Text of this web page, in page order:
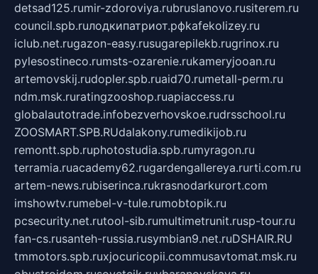
detsad125.rumir-zdoroviya.rubruslanovo.rusiterem.ru
council.spb.ruлодкипатриот.рфkafekolizey.ru
iclub.net.rugazon-easy.rusugarepilekb.rugrinox.ru
pylesostineco.rumsts-ozarenie.rukameryjooan.ru
artemovskij.rudopler.spb.ruaid70.rumetall-perm.ru
ndm.msk.ruratingzooshop.ruapiaccess.ru
globalautotrade.infobezverhovskoe.rudrsschool.ru
ZOOSMART.SPB.RUdalakony.rumedikijob.ru
remontt.spb.ruphotostudia.spb.rumyragon.ru
terramia.ruacademy62.rugardengallereya.rurti.com.ru
artem-news.rubiserinca.rukrasnodarkurort.com
imshowtv.rumebel-v-tule.rumobtopik.ru
pcsecurity.net.rutool-sib.rumultimetrunit.rusp-tour.ru
fan-cs.rusanteh-russia.rusymbian9.net.ruDSHAIR.RU
tmmotors.spb.ruxjocuricopii.commusavtomat.msk.ru